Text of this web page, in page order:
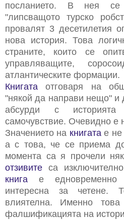
посланието. В нея
"липсващото турско
провалят 3 десетилетия
нова история. Това
страните, които се
управляващите,
атлантическите формации.
Книгата отговаря на
"някой да направи нещо" и
абсурди с
самочувствие. Очевидно е
Значението на книгатае не
а с това, че се приема
момента са я прочели
отзивите са
книга е едновременно
интересна за
влиятелна. Именно
фалшификацията на